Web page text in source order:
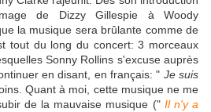
de Dizzy Gillespie àWoody
la musique sera brûlante comme de
tout du long du concert: 3 morceaux
Sonny Rollins s'excuse auprès
en disant, en français: " Je suis
Quant à moi, cette musique ne me
de la mauvaise musique (" Il n'y a